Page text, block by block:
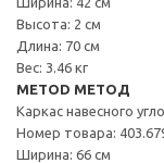
Высота: 2 см
Длина: 70 см
Вес: 3.46 кг
METOD МЕТОД
Каркас навесного
Номер товара:
Ширина: 66 см